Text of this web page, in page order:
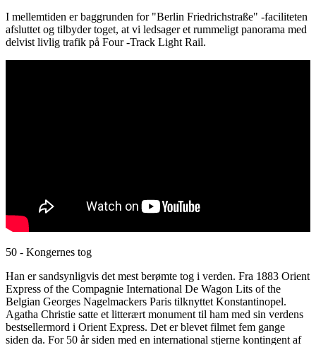
I mellemtiden er baggrunden for "Berlin Friedrichstraße" -faciliteten
afsluttet og tilbyder toget, at vi ledsager et rummeligt panorama med
delvist livlig trafik på Four -Track Light Rail.
50 - Kongernes tog
Han er sandsynligvis det mest berømte tog i verden. Fra 1883 Orient
Express of the Compagnie International De Wagon Lits of the
Belgian Georges Nagelmackers Paris tilknyttet Konstantinopel.
Agatha Christie satte et litterært monument til ham med sin verdens
bestsellermord i Orient Express. Det er blevet filmet fem gange
siden da. For 50 år siden med en international stjerne kontingent af